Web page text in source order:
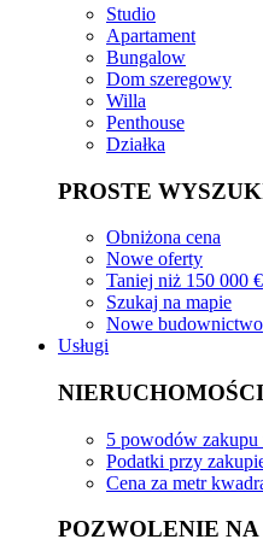
Studio
Apartament
Bungalow
Dom szeregowy
Willa
Penthouse
Działka
PROSTE
Obniżona cena
Nowe oferty
Taniej niż 150 000 €
Szukaj na mapie
Nowe budownictwo
Usługi
NIERUCHOMOŚCI
5 powodów
Podatki przy
Cena za metr
POZWOLENIE